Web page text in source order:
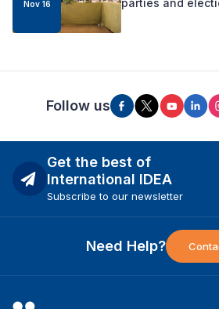
Nov 16
parties and
Follow us
Get the best of
International IDEA
Subscribe to our newsletter
Need Help?